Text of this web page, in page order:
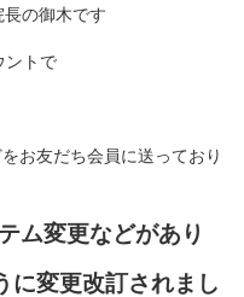
の御木です
ントで
お友だち会員に送っており
ム変更などがあり
に変更改訂されまし